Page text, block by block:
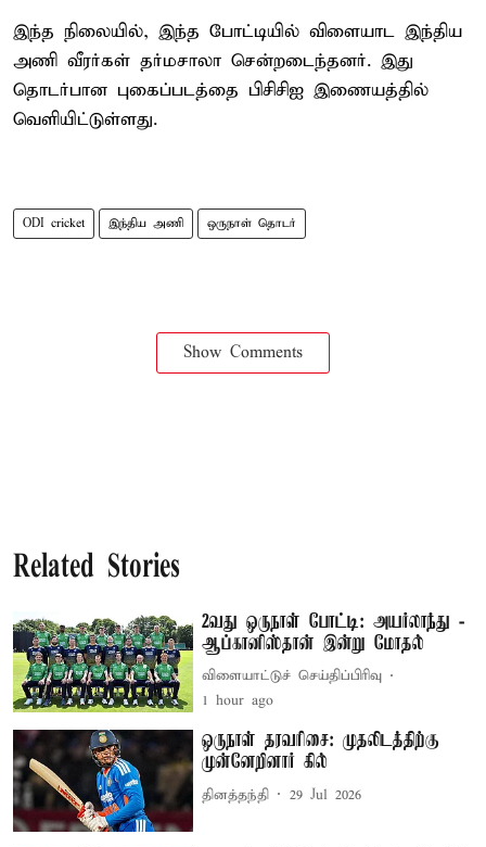
இந்த நிலையில், இந்த போட்டியில் விளையாட இந்திய
அணி வீரர்கள் தர்மசாலா சென்றடைந்தனர். இது
தொடர்பான புகைப்படத்தை பிசிசிஐ இணையத்தில்
வெளியிட்டுள்ளது.
ODI cricket இந்திய அணி ஒருநாள் தொடர்
Show Comments
Related Stories
2வது ஒருநாள் போட்டி: அயர்லாந்து -
ஆப்கானிஸ்தான் இன்று மோதல்
விளையாட்டுச் செய்திப்பிரிவு
1 hour ago
ஒருநாள் தரவரிசை: முதலிடத்திற்கு
முன்னேறினார் கில்
தினத்தந்தி 29 Jul 2026